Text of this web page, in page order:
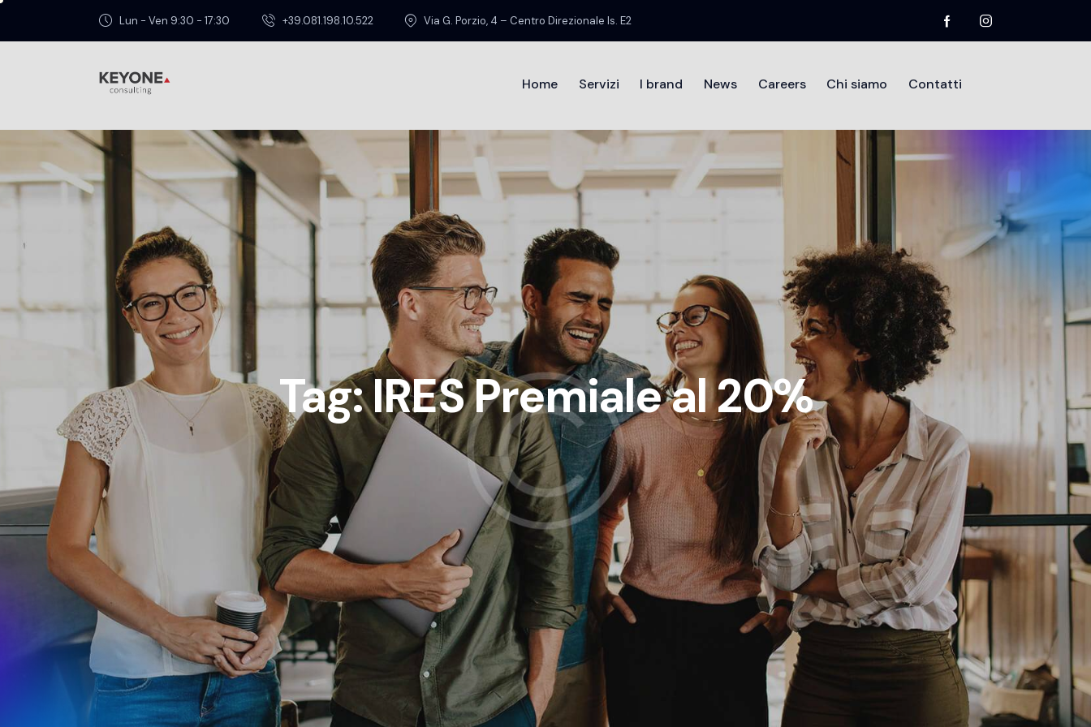
Lun - Ven 9:30 - 17:30 +39.081.198.10.522 Via G. Porzio, 4 – Centro Direzionale Is. E2
Home Servizi I brand News Careers Chi siamo Contatti
Chi siamo Testimonianze News
Tag: IRES Premiale al 20%
BONUS E INCENTIVI Giugno 9, 2025
IRES Premiale al 20%
ISO 9001
ISO 27001
ISO 45001
Ufficio
Keyone Consulting S.r.l.
Napoli:Via G. Porzio, 4 –
Centro Direzionale Is. E2, Napoli,
NA 80143
Bari:
Impact Hub Bari in via
Volga c/o Fiera del
Levante pad 129
Collegamenti
Home
Servizi
Chi siamo
News
Careers
Newsletter
Acconsento all’uso dei miei dati
personali per essere aggiornato
sui nuovi arrivi, sui prodotti in
esclusiva e per essere contattato
marketing profilato correlate ai